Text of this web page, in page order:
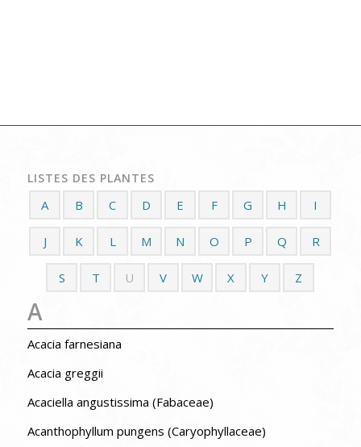
LISTES DES PLANTES
A B C D E F G H I
J K L M N O P Q R
S T U V W X Y Z
A
Acacia farnesiana
Acacia greggii
Acaciella angustissima (Fabaceae)
Acanthophyllum pungens (Caryophyllaceae)